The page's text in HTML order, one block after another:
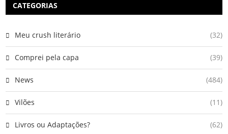
CATEGORIAS
Meu crush literário (32)
Comprei pela capa (39)
News (484)
Vilões (11)
Livros ou Adaptações? (62)